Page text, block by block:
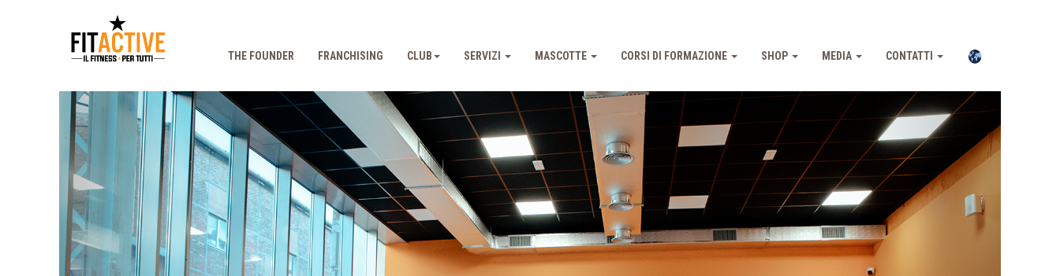
THE FOUNDER FRANCHISING CLUB SERVIZI MASCOTTE CORSI DI FORMAZIONE SHOP MEDIA CONTATTI
Prec Pross